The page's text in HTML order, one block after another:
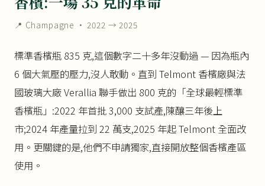
📍 Champagne · 2022 → 2025
標準香檳瓶 835 克,這個數字二十多年沒動過 — 因為瓶內
6 個大氣壓的壓力,沒人敢動。直到 Telmont 香檳廠與法
國玻璃大廠 Verallia 聯手做出 800 克的「全球最輕標準
香檳瓶」:2022 年首批 3,000 支試產,陳釀三年後上
市;2024 年產量拉到 22 萬支,2025 年起 Telmont 全面改
用。更關鍵的是,他們不申請獨家,直接開放整個香檳產區
使用。